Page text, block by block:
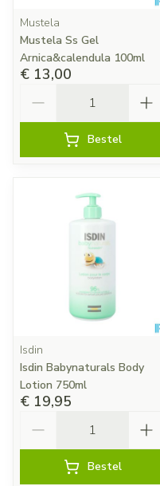
Mustela
Mustela Ss Gel
Arnica&calendula 100ml
€ 13,00
Bestel
Isdin
Isdin Babynaturals Body
Lotion 750ml
€ 19,95
Bestel